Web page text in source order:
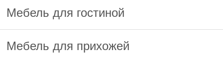
Мебель для гостиной
Мебель для прихожей